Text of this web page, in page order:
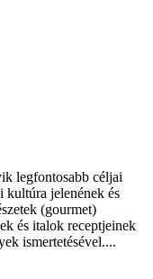
legfontosabb céljai
kultúra jelenének és
(gourmet)
és italok receptjeinek
ismertetésével....